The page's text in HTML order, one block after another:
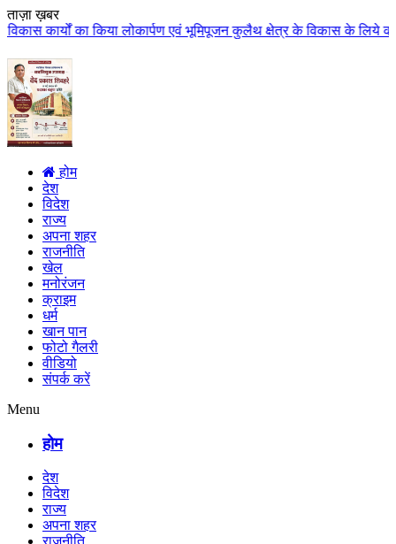
ताज़ा ख़बर
एवं भूमिपूजन कुलैथ क्षेत्र के विकास के लिये की बड़ी-बड़ी सौगातों
होम
देश
विदेश
राज्य
अपना शहर
राजनीति
खेल
मनोरंजन
क्राइम
धर्म
खान पान
फोटो गैलरी
वीडियो
संपर्क करें
Menu
होम
देश
विदेश
राज्य
अपना शहर